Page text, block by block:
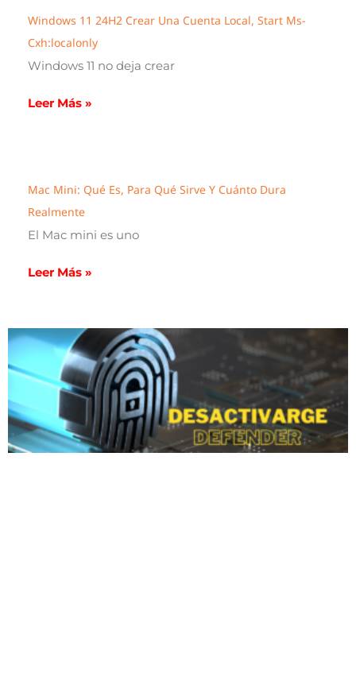
Windows 11 24H2 Crear Una Cuenta Local, Start Ms-
Cxh:localonly
Windows 11 no deja crear
Leer Más »
Mac Mini: Qué Es, Para Qué Sirve Y Cuánto Dura
Realmente
El Mac mini es uno
Leer Más »